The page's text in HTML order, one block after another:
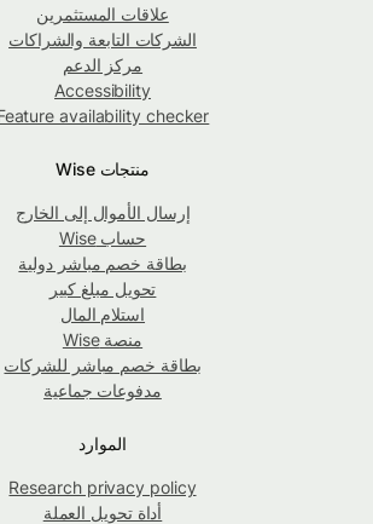
علاقات المستثمرين
الشركات التابعة والشراكات
مركز الدعم
Accessibility
Feature availability checker
منتجات Wise
إرسال الأموال إلى الخارج
حساب Wise
بطاقة خصم مباشر دولية
تحويل مبلغ كبير
استلام المال
منصة Wise
بطاقة خصم مباشر للشركات
مدفوعات جماعية
الموارد
Research privacy policy
أداة تحويل العملة